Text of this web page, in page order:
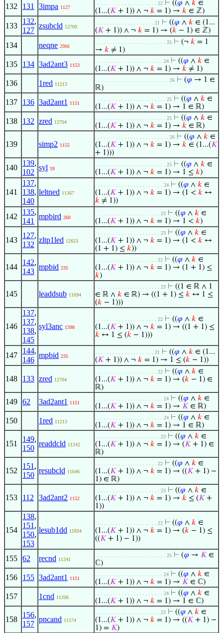
132 131 3impa 1127
. . . . . . . . . . . . . . . . . . . . . 22 ⊢ ((𝜑 ∧ 𝑘 ∈
(1...(𝐾 + 1)) ∧ ¬ 𝑘 = 1) → 𝑘 ∈ ℤ)
133
132,
127
zsubcld 12709
. . . . . . . . . . . . . . . . . . . . 21 ⊢ ((𝜑 ∧ 𝑘 ∈ (1...
(𝐾 + 1)) ∧ ¬ 𝑘 = 1) → (𝑘 − 1) ∈ ℤ)
134 neqne 2966
. . . . . . . . . . . . . . . . . . . . . . . . 25 ⊢ (¬ 𝑘 = 1
→ 𝑘 ≠ 1)
135 134 3ad2ant3 1153
. . . . . . . . . . . . . . . . . . . . . . . 24 ⊢ ((𝜑 ∧ 𝑘 ∈
(1...(𝐾 + 1)) ∧ ¬ 𝑘 = 1) → 𝑘 ≠ 1)
136 1red 11213
. . . . . . . . . . . . . . . . . . . . . . . . . 26 ⊢ (𝜑 → 1 ∈
ℝ)
137 136 3ad2ant1 1151
. . . . . . . . . . . . . . . . . . . . . . . . 25 ⊢ ((𝜑 ∧ 𝑘 ∈
(1...(𝐾 + 1)) ∧ ¬ 𝑘 = 1) → 1 ∈ ℝ)
138 132 zred 12704
. . . . . . . . . . . . . . . . . . . . . . . . 25 ⊢ ((𝜑 ∧ 𝑘 ∈
(1...(𝐾 + 1)) ∧ ¬ 𝑘 = 1) → 𝑘 ∈ ℝ)
139 simp2 1155
. . . . . . . . . . . . . . . . . . . . . . . . . 26 ⊢ ((𝜑 ∧ 𝑘 ∈
(1...(𝐾 + 1)) ∧ ¬ 𝑘 = 1) → 𝑘 ∈ (1...(𝐾
+ 1)))
140
139,
102
syl 18
. . . . . . . . . . . . . . . . . . . . . . . . 25 ⊢ ((𝜑 ∧ 𝑘 ∈
(1...(𝐾 + 1)) ∧ ¬ 𝑘 = 1) → 1 ≤ 𝑘)
141
137,
138,
140
leltned 11367
. . . . . . . . . . . . . . . . . . . . . . . 24 ⊢ ((𝜑 ∧ 𝑘 ∈
(1...(𝐾 + 1)) ∧ ¬ 𝑘 = 1) → (1 < 𝑘 ↔
𝑘 ≠ 1))
142
135,
141
mpbird 260
. . . . . . . . . . . . . . . . . . . . . . 23 ⊢ ((𝜑 ∧ 𝑘 ∈
(1...(𝐾 + 1)) ∧ ¬ 𝑘 = 1) → 1 < 𝑘)
143
127,
132
zltp1led 12653
. . . . . . . . . . . . . . . . . . . . . . 23 ⊢ ((𝜑 ∧ 𝑘 ∈
(1...(𝐾 + 1)) ∧ ¬ 𝑘 = 1) → (1 < 𝑘 ↔
(1 + 1) ≤ 𝑘))
144
142,
143
mpbid 235
. . . . . . . . . . . . . . . . . . . . . 22 ⊢ ((𝜑 ∧ 𝑘 ∈
(1...(𝐾 + 1)) ∧ ¬ 𝑘 = 1) → (1 + 1) ≤
𝑘)
145 leaddsub 11694
. . . . . . . . . . . . . . . . . . . . . . 23 ⊢ ((1 ∈ ℝ ∧ 1
∈ ℝ ∧ 𝑘 ∈ ℝ) → ((1 + 1) ≤ 𝑘 ↔ 1 ≤
(𝑘 − 1)))
146
137,
137,
138,
145
syl3anc 1398
. . . . . . . . . . . . . . . . . . . . . 22 ⊢ ((𝜑 ∧ 𝑘 ∈
(1...(𝐾 + 1)) ∧ ¬ 𝑘 = 1) → ((1 + 1) ≤
𝑘 ↔ 1 ≤ (𝑘 − 1)))
147
144,
146
mpbid 235
. . . . . . . . . . . . . . . . . . . . 21 ⊢ ((𝜑 ∧ 𝑘 ∈ (1...
(𝐾 + 1)) ∧ ¬ 𝑘 = 1) → 1 ≤ (𝑘 − 1))
148 133 zred 12704
. . . . . . . . . . . . . . . . . . . . . 22 ⊢ ((𝜑 ∧ 𝑘 ∈
(1...(𝐾 + 1)) ∧ ¬ 𝑘 = 1) → (𝑘 − 1) ∈
ℝ)
149 62 3ad2ant1 1151
. . . . . . . . . . . . . . . . . . . . . . . 24 ⊢ ((𝜑 ∧ 𝑘 ∈
(1...(𝐾 + 1)) ∧ ¬ 𝑘 = 1) → 𝐾 ∈ ℝ)
150 1red 11213
. . . . . . . . . . . . . . . . . . . . . . . 24 ⊢ ((𝜑 ∧ 𝑘 ∈
(1...(𝐾 + 1)) ∧ ¬ 𝑘 = 1) → 1 ∈ ℝ)
151
149,
150
readdcld 11242
. . . . . . . . . . . . . . . . . . . . . . 23 ⊢ ((𝜑 ∧ 𝑘 ∈
(1...(𝐾 + 1)) ∧ ¬ 𝑘 = 1) → (𝐾 + 1) ∈
ℝ)
152
151 ,
150
resubcld 11646
. . . . . . . . . . . . . . . . . . . . . 22 ⊢ ((𝜑 ∧ 𝑘 ∈
(1...(𝐾 + 1)) ∧ ¬ 𝑘 = 1) → ((𝐾 + 1) −
1) ∈ ℝ)
153 112 3ad2ant2 1152
. . . . . . . . . . . . . . . . . . . . . . 23 ⊢ ((𝜑 ∧ 𝑘 ∈
(1...(𝐾 + 1)) ∧ ¬ 𝑘 = 1) → 𝑘 ≤ (𝐾 +
1))
154
138,
151 ,
150,
153
lesub1dd 11834
. . . . . . . . . . . . . . . . . . . . . 22 ⊢ ((𝜑 ∧ 𝑘 ∈
(1...(𝐾 + 1)) ∧ ¬ 𝑘 = 1) → (𝑘 − 1) ≤
((𝐾 + 1) − 1))
155 62 recnd 11241
. . . . . . . . . . . . . . . . . . . . . . . . 25 ⊢ (𝜑 → 𝐾 ∈
ℂ)
156 155 3ad2ant1 1151
. . . . . . . . . . . . . . . . . . . . . . . 24 ⊢ ((𝜑 ∧ 𝑘 ∈
(1...(𝐾 + 1)) ∧ ¬ 𝑘 = 1) → 𝐾 ∈ ℂ)
157 1cnd 11206
. . . . . . . . . . . . . . . . . . . . . . . 24 ⊢ ((𝜑 ∧ 𝑘 ∈
(1...(𝐾 + 1)) ∧ ¬ 𝑘 = 1) → 1 ∈ ℂ)
158
156,
157
pncand 11574
. . . . . . . . . . . . . . . . . . . . . . 23 ⊢ ((𝜑 ∧ 𝑘 ∈
(1...(𝐾 + 1)) ∧ ¬ 𝑘 = 1) → ((𝐾 + 1) −
1) = 𝐾)